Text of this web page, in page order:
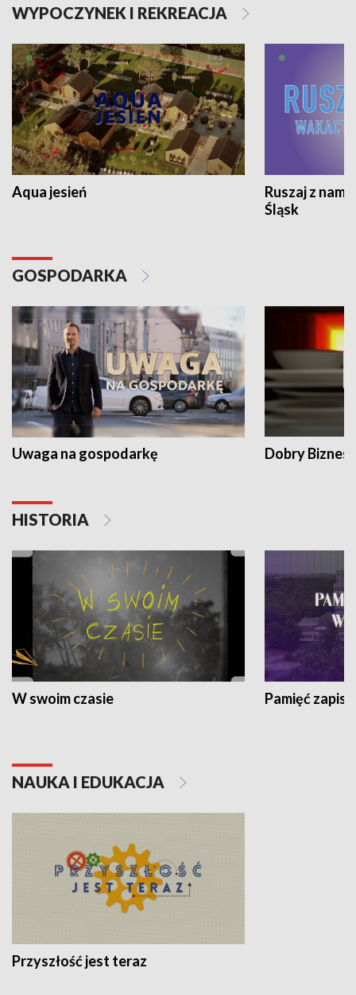
WYPOCZYNEK I REKREACJA
Aqua jesień
Ruszaj z
Śląsk
GOSPODARKA
Uwaga na gospodarkę Dobry Biznes
HISTORIA
W swoim czasie Pamięć
NAUKA I EDUKACJA
Przyszłość jest teraz